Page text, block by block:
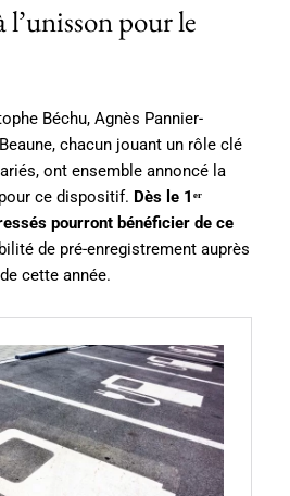
l’unisson pour le
Béchu, Agnès Pannier-
chacun jouant un rôle clé
ont ensemble annoncé la
ce dispositif. Dès le 1ᵉʳ
pourront bénéficier de ce
de pré-enregistrement auprès
cette année.